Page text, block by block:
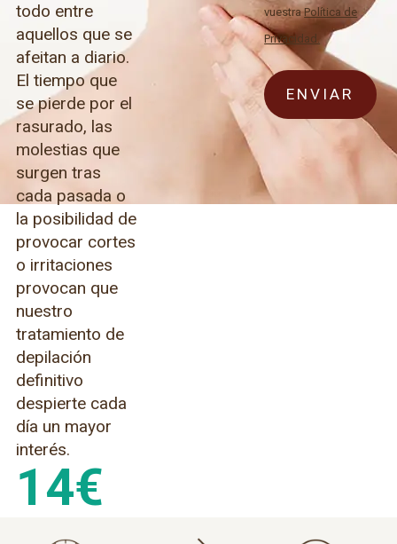
todo entre
aquellos que se
afeitan a diario.
El tiempo que
se pierde por el
rasurado, las
molestias que
surgen tras
cada pasada o
la posibilidad de
provocar cortes
o irritaciones
provocan que
nuestro
tratamiento de
depilación
definitivo
despierte cada
día un mayor
interés.
14€
vuestraPolítica de
Privacidad.